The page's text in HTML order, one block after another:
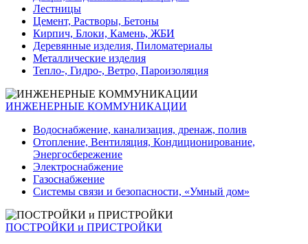
Лестницы
Цемент, Растворы, Бетоны
Кирпич, Блоки, Камень, ЖБИ
Деревянные изделия, Пиломатериалы
Металлические изделия
Тепло-, Гидро-, Ветро, Пароизоляция
ИНЖЕНЕРНЫЕ КОММУНИКАЦИИ
Водоснабжение, канализация, дренаж, полив
Отопление, Вентиляция, Кондиционирование,
Энергосбережение
Электроснабжение
Газоснабжение
Системы связи и безопасности, «Умный дом»
ПОСТРОЙКИ и ПРИСТРОЙКИ